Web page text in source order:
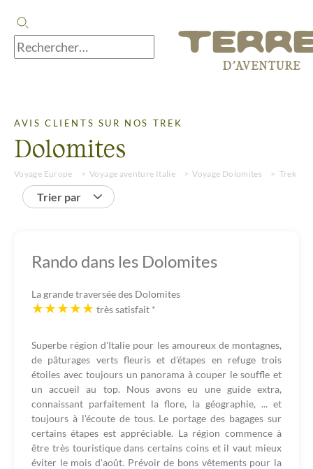
AVIS CLIENTS SUR NOS TREK
Dolomites
Voyage Europe Voyage aventure Italie Voyage Dolomites Trek
Trier par
Rando dans les Dolomites
La grande traversée des Dolomites
très satisfait *
Superbe région d'Italie pour les amoureux de montagnes,
de pâturages verts fleuris et d'étapes en refuge trois
étoiles avec toujours un panorama à couper le souffle et
un accueil au top. Nous avons eu une guide extra,
connaissant parfaitement la flore, la géographie, ... et
toujours à l'écoute de tous. Le portage des bagages sur
certains étapes est appréciable. La région commence à
être très touristique dans certains coins et il vaut mieux
éviter le mois d'août. Prévoir de bons vêtements pour la